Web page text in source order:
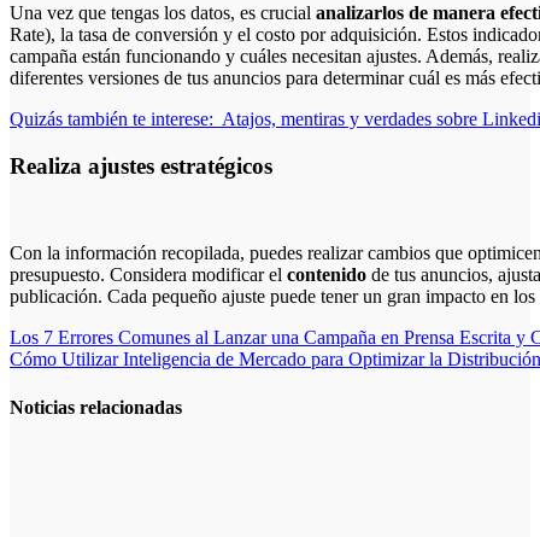
Una vez que tengas los datos, es crucial analizarlos de manera
Rate), la tasa de conversión y el costo por adquisición. Estos
campaña están funcionando y cuáles necesitan ajustes. Además,
diferentes versiones de tus anuncios para determinar cuál es más
Quizás también te interese: Atajos, mentiras y verdades sobre
Realiza ajustes estratégicos
Con la información recopilada, puedes realizar cambios que
presupuesto. Considera modificar el contenido de tus anuncios,
publicación. Cada pequeño ajuste puede tener un gran impacto en
Navegación
de
entradas
Los 7 Errores Comunes al Lanzar una Campaña en Prensa Escrita y
Cómo Utilizar Inteligencia de Mercado para Optimizar la
Noticias relacionadas